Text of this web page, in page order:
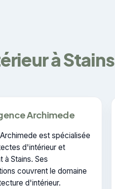
à Stains
Archimede
est spécialisée
d'intérieur et
à Stains. Ses
couvrent le domaine
d'intérieur.